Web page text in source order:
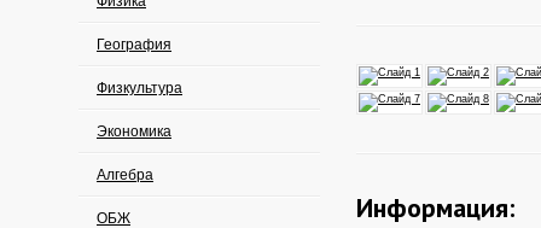
География
Физкультура
Экономика
Алгебра
ОБЖ Информация: